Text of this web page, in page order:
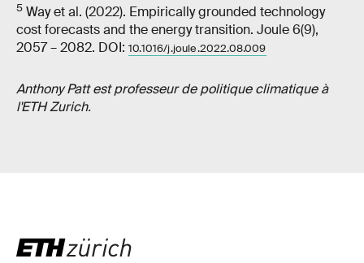
5 Way et al. (2022). Empirically grounded technology
cost forecasts and the energy transition. Joule 6(9),
2057 – 2082. DOI: 10.1016/j.joule.2022.08.009
Anthony Patt est professeur de politique climatique à
l'ETH Zurich.